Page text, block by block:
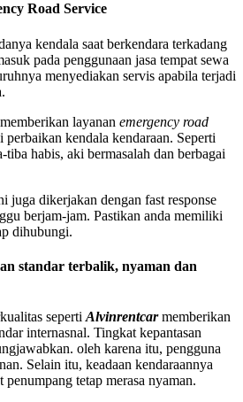
Road Service
kendala saat berkendara terkadang
pada penggunaan jasa tempat sewa
menyediakan servis apabila terjadi
layanan emergency road
perbaikan kendala kendaraan. Seperti
habis, aki bermasalah dan berbagai
juga dikerjakan dengan fast response
berjam-jam. Pastikan anda memiliki
dihubungi.
standar terbalik, nyaman dan
seperti Alvinrentcarmemberikan
internasnal. Tingkat kepantasan
oleh karena itu, pengguna
Selain itu, keadaan kendaraannya
tetap merasa nyaman.